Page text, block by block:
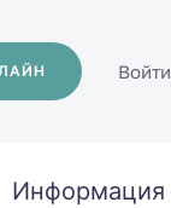
Войти
Информация